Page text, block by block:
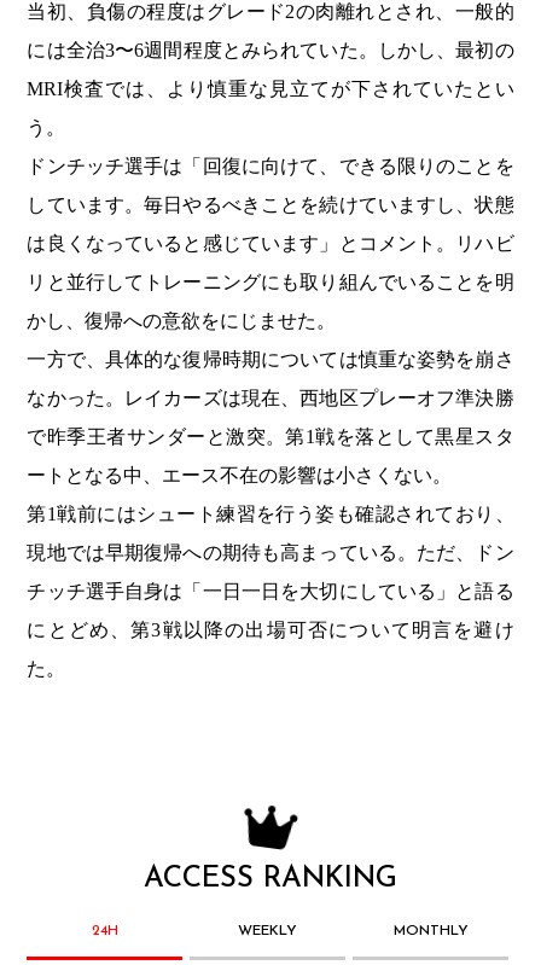
当初、負傷の程度はグレード2の肉離れとされ、一般的
には全治3〜6週間程度とみられていた。しかし、最初の
MRI検査では、より慎重な見立てが下されていたとい
う。
ドンチッチ選手は「回復に向けて、できる限りのことを
しています。毎日やるべきことを続けていますし、状態
は良くなっていると感じています」とコメント。リハビ
リと並行してトレーニングにも取り組んでいることを明
かし、復帰への意欲をにじませた。
一方で、具体的な復帰時期については慎重な姿勢を崩さ
なかった。レイカーズは現在、西地区プレーオフ準決勝
で昨季王者サンダーと激突。第1戦を落として黒星スタ
ートとなる中、エース不在の影響は小さくない。
第1戦前にはシュート練習を行う姿も確認されており、
現地では早期復帰への期待も高まっている。ただ、ドン
チッチ選手自身は「一日一日を大切にしている」と語る
にとどめ、第3戦以降の出場可否について明言を避け
た。
ACCESS RANKING
24H WEEKLY MONTHLY